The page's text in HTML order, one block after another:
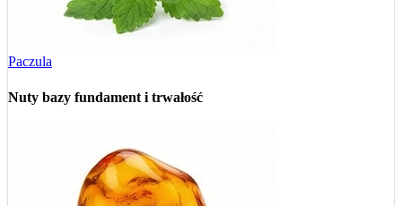
Paczula
Nuty bazy fundament i trwałość